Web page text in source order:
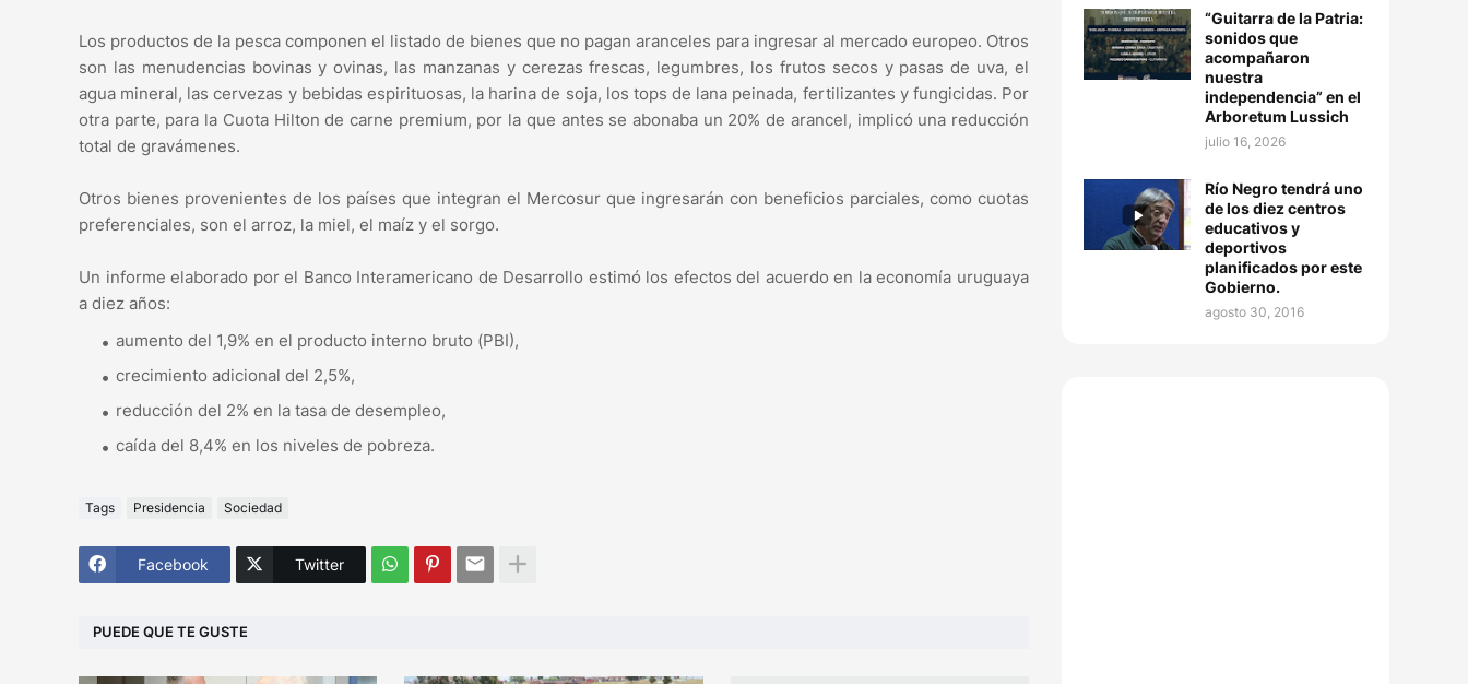
Los productos de la pesca componen el listado de bienes que no pagan aranceles para ingresar al mercado europeo. Otros
son las menudencias bovinas y ovinas, las manzanas y cerezas frescas, legumbres, los frutos secos y pasas de uva, el
agua mineral, las cervezas y bebidas espirituosas, la harina de soja, los tops de lana peinada, fertilizantes y fungicidas. Por
otra parte, para la Cuota Hilton de carne premium, por la que antes se abonaba un 20% de arancel, implicó una reducción
total de gravámenes.
Otros bienes provenientes de los países que integran el Mercosur que ingresarán con beneficios parciales, como cuotas
preferenciales, son el arroz, la miel, el maíz y el sorgo.
Un informe elaborado por el Banco Interamericano de Desarrollo estimó los efectos del acuerdo en la economía uruguaya
a diez años:
aumento del 1,9% en el producto interno bruto (PBI),
crecimiento adicional del 2,5%,
reducción del 2% en la tasa de desempleo,
caída del 8,4% en los niveles de pobreza.
Tags Presidencia Sociedad
Facebook Twitter
PUEDE QUE TE GUSTE
“Guitarra de la Patria:
sonidos que
acompañaron
nuestra
independencia” en el
Arboretum Lussich
julio 16, 2026
Río Negro tendrá uno
de los diez centros
educativos y
deportivos
planificados por este
Gobierno.
agosto 30, 2016